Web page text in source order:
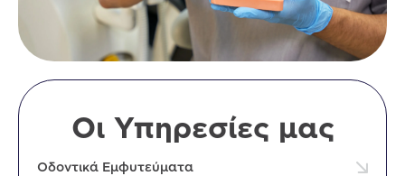
Οι Υπηρεσίες μας
Οδοντικά Εμφυτεύματα